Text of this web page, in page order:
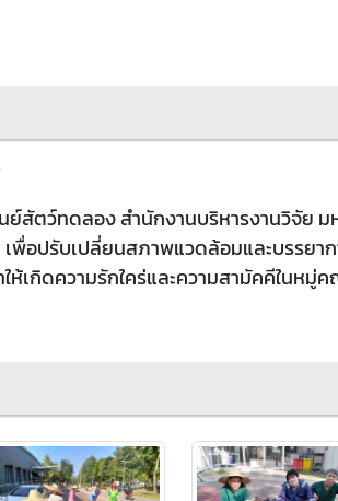
สัตว์ทดลอง สำนักงานบริหารงานวิจัย ม
พื่อปรับเปลี่ยนสภาพแวดล้อมและบรรยา
ห้เกิดความรักใคร่และความสามัคคีในหมู่ค